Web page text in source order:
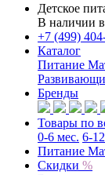
Детское
В наличии
+7 (499)
Каталог
Питание
Бренды
Товары по
0-6 мес. 6-
Питание
Скидки %